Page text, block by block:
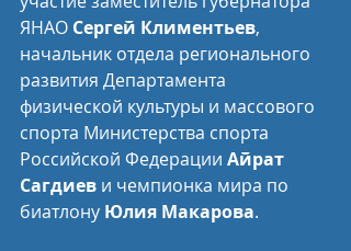
ЯНАО Сергей Климентьев,
начальник отдела регионального
развития Департамента
физической культуры и массового
спорта Министерства спорта
Российской Федерации Айрат
Сагдиев и чемпионка мира по
биатлону Юлия Макарова.